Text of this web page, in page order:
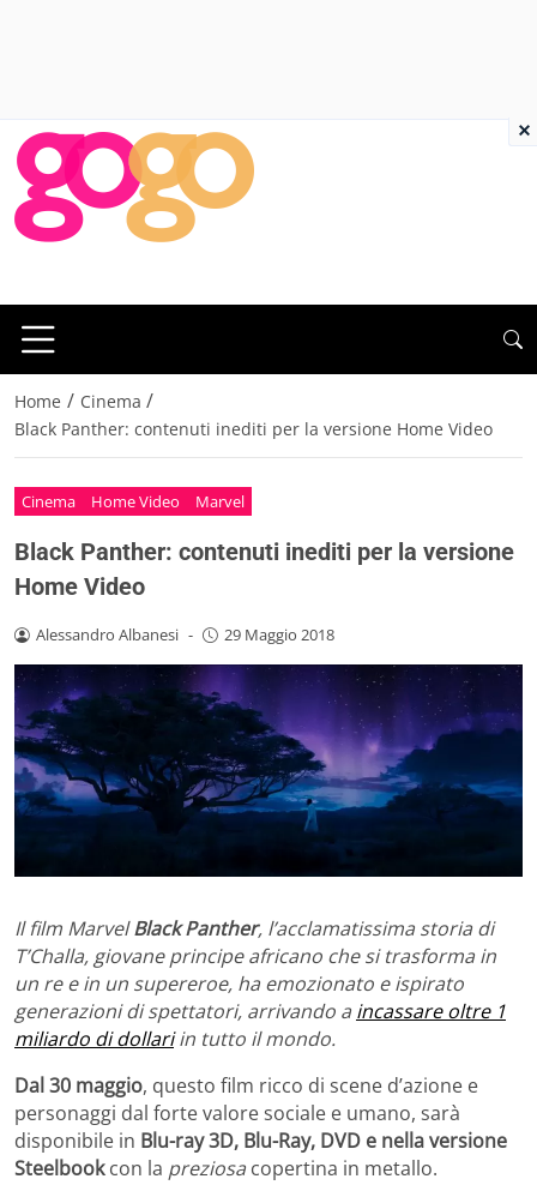
Home / Cinema /
Black Panther: contenuti inediti per la versione Home Video
Cinema Home Video Marvel
Black Panther: contenuti inediti per la versione
Home Video
Alessandro Albanesi - 29 Maggio 2018
Il film MarvelBlack Panther, l’acclamatissima storia di
T’Challa, giovane principe africano che si trasforma in
un re e in un supereroe, ha emozionato e ispirato
generazioni di spettatori, arrivando a incassare oltre 1
miliardo di dollariin tutto il mondo.
Dal 30 maggio, questo film ricco di scene d’azione e
personaggi dal forte valore sociale e umano, sarà
disponibile in Blu-ray 3D, Blu-Ray, DVD e nella versione
Steelbookcon la preziosa copertina in metallo.
×